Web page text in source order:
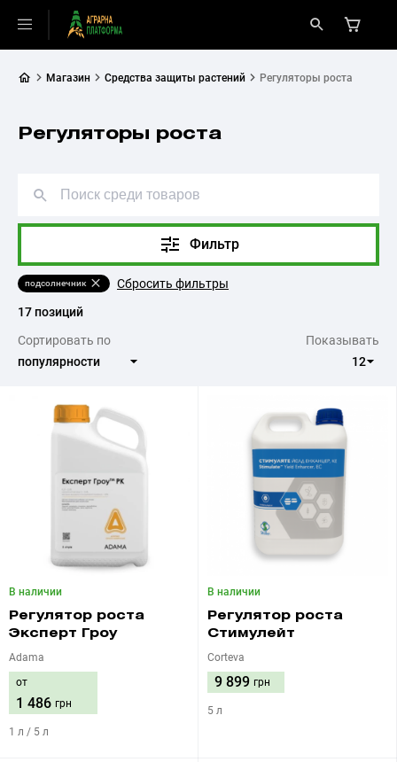
Магазин Средства защиты растений Регуляторы роста
Регуляторы роста
подсолнечник Сбросить фильтры
Фильтр
17 позиций
Сортировать по
Показывать
В наличии
Регулятор роста
Эксперт Гроу
Adama
от
1 486 грн
1 л / 5 л
В наличии
Регулятор роста
Стимулейт
Corteva
9 899 грн
5 л